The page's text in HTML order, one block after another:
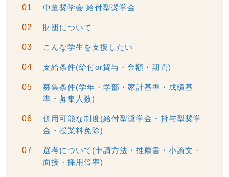
中董奨学会 給付型奨学金
財団について
こんな学生を支援したい
支給条件(給付or貸与・金額・期間)
募集条件(学年・学部・家計基準・成績基
準・募集人数)
併用可能な制度(給付型奨学金・貸与型奨学
金・授業料免除)
選考について(申請方法・推薦書・小論文・
面接・採用倍率)